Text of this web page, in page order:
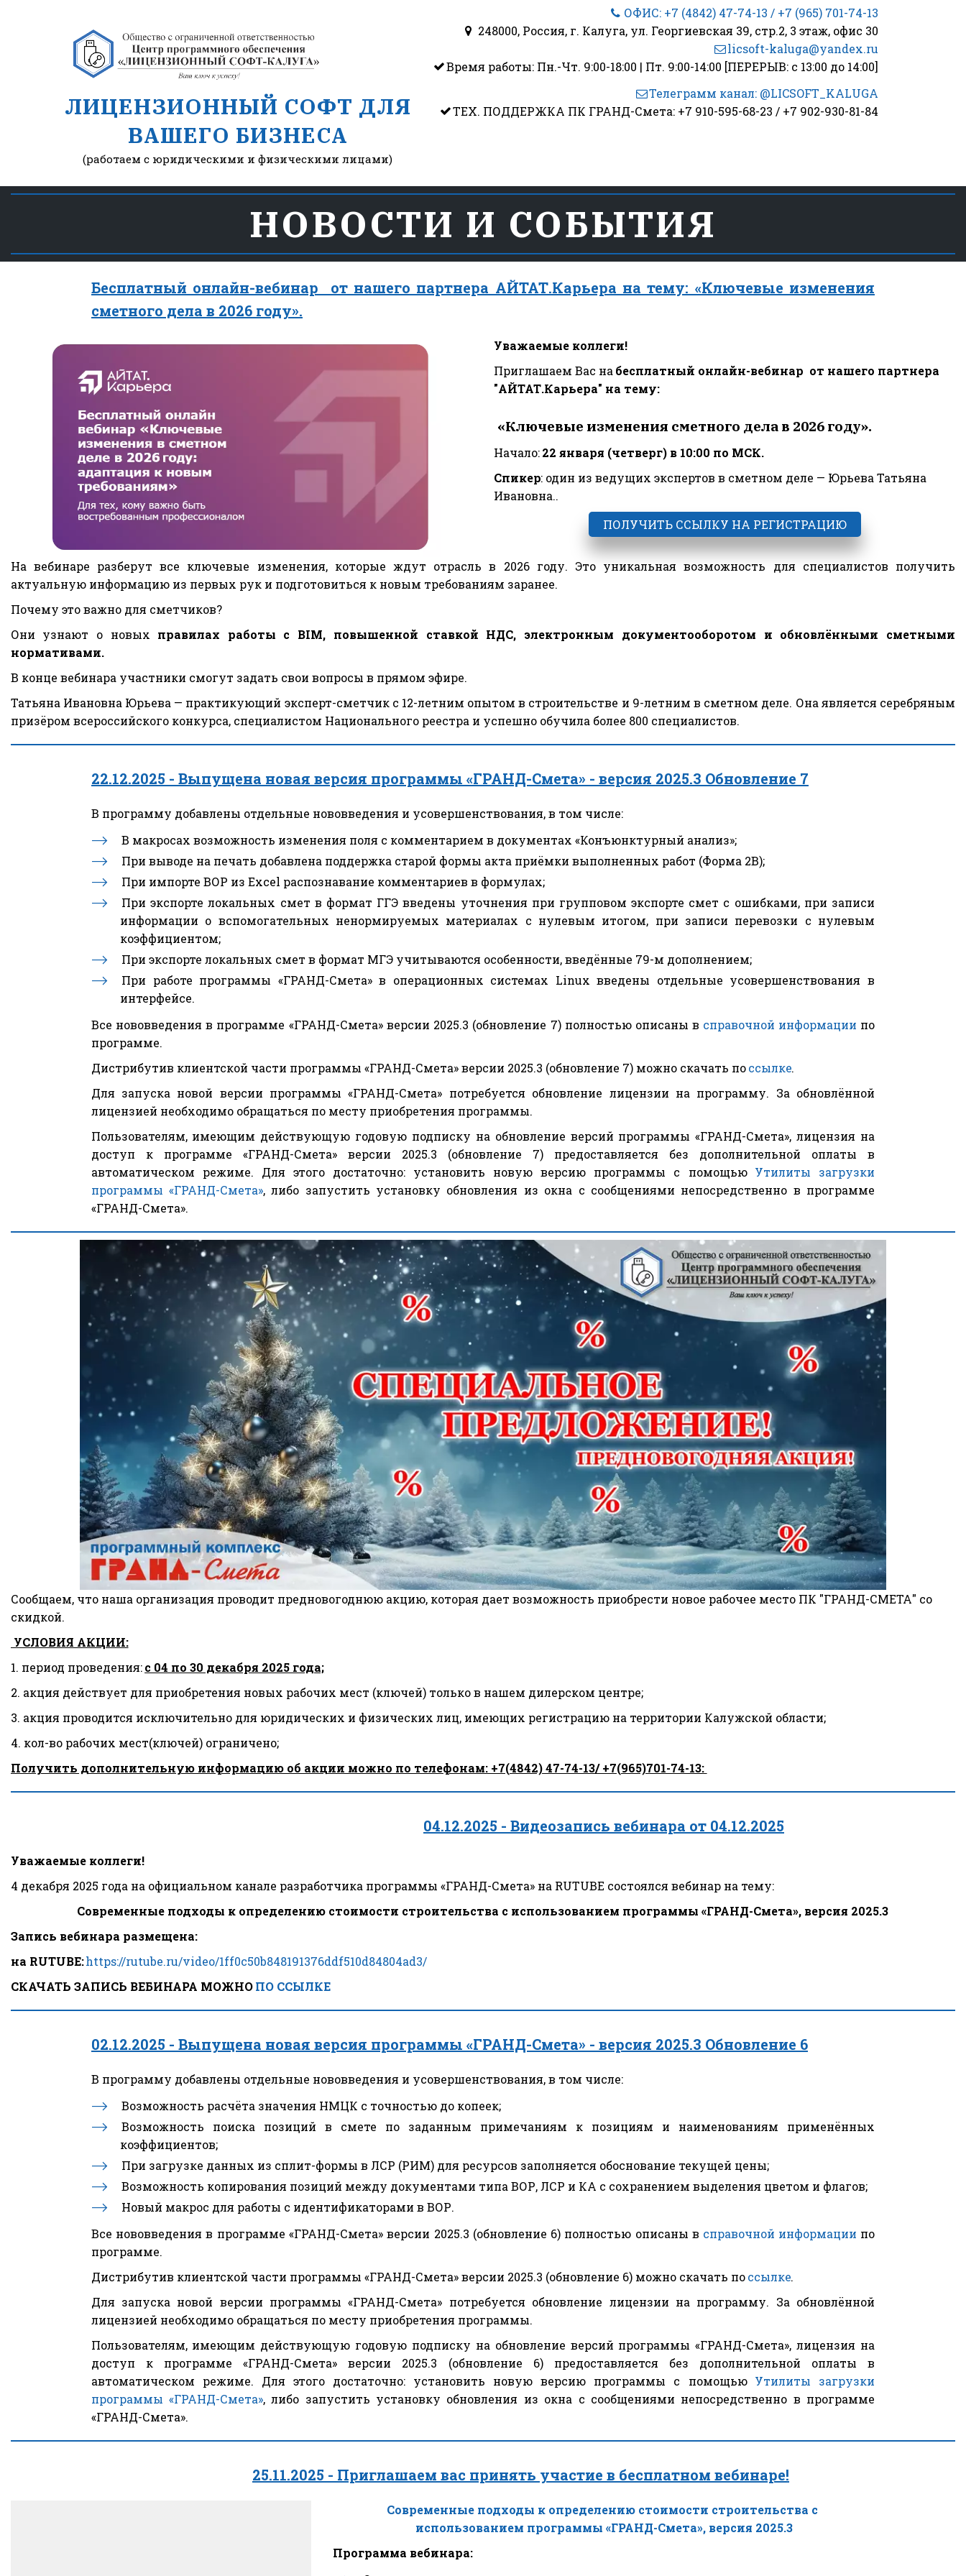
ЛИЦЕНЗИОННЫЙ СОФТ ДЛЯ
ВАШЕГО БИЗНЕСА
(работаем с юридическими и физическими лицами)
ОФИС: +7 (4842) 47-74-13 / +7 (965) 701-74-13
248000, Россия, г. Калуга, ул. Георгиевская 39, стр.2, 3 этаж, офис 30
licsoft-kaluga@yandex.ru
Время работы: Пн.-Чт. 9:00-18:00 | Пт. 9:00-14:00 [ПЕРЕРЫВ: с 13:00 до 14:00]
Телеграмм канал: @LICSOFT_KALUGA
ТЕХ. ПОДДЕРЖКА ПК ГРАНД-Смета: +7 910-595-68-23 / +7 902-930-81-84
НОВОСТИ И СОБЫТИЯ
Бесплатный онлайн-вебинар от нашего партнера АЙТАТ.Карьера на тему: «Ключевые изменения
сметного дела в 2026 году».
Уважаемые коллеги!
Приглашаем Вас на бесплатный онлайн-вебинар  от нашего партнера
"АЙТАТ.Карьера" на тему:
«Ключевые изменения сметного дела в 2026 году».
Начало: 22 января (четверг) в 10:00 по МСК.
Спикер: один из ведущих экспертов в сметном деле — Юрьева Татьяна
Ивановна..
ПОЛУЧИТЬ ССЫЛКУ НА РЕГИСТРАЦИЮ
На вебинаре разберут все ключевые изменения, которые ждут отрасль в 2026 году. Это уникальная возможность для специалистов получить
актуальную информацию из первых рук и подготовиться к новым требованиям заранее.
Почему это важно для сметчиков?
Они узнают о новых правилах работы с BIM, повышенной ставкой НДС, электронным документооборотом и обновлёнными сметными
нормативами.
В конце вебинара участники смогут задать свои вопросы в прямом эфире.
Татьяна Ивановна Юрьева — практикующий эксперт-сметчик с 12-летним опытом в строительстве и 9-летним в сметном деле. Она является серебряным
призёром всероссийского конкурса, специалистом Национального реестра и успешно обучила более 800 специалистов.
22.12.2025 - Выпущена новая версия программы «ГРАНД-Смета» - версия 2025.3 Обновление 7
В программу добавлены отдельные нововведения и усовершенствования, в том числе:
В макросах возможность изменения поля с комментарием в документах «Конъюнктурный анализ»;
При выводе на печать добавлена поддержка старой формы акта приёмки выполненных работ (Форма 2В);
При импорте ВОР из Excel распознавание комментариев в формулах;
При экспорте локальных смет в формат ГГЭ введены уточнения при групповом экспорте смет с ошибками, при записи
информации о вспомогательных ненормируемых материалах с нулевым итогом, при записи перевозки с нулевым
коэффициентом;
При экспорте локальных смет в формат МГЭ учитываются особенности, введённые 79-м дополнением;
При работе программы «ГРАНД-Смета» в операционных системах Linux введены отдельные усовершенствования в
интерфейсе.
Все нововведения в программе «ГРАНД-Смета» версии 2025.3 (обновление 7) полностью описаны в справочной информации по
программе.
Дистрибутив клиентской части программы «ГРАНД-Смета» версии 2025.3 (обновление 7) можно скачать поссылке.
Для запуска новой версии программы «ГРАНД-Смета» потребуется обновление лицензии на программу. За обновлённой
лицензией необходимо обращаться по месту приобретения программы.
Пользователям, имеющим действующую годовую подписку на обновление версий программы «ГРАНД-Смета», лицензия на
доступ к программе «ГРАНД-Смета» версии 2025.3 (обновление 7) предоставляется без дополнительной оплаты в
автоматическом режиме. Для этого достаточно: установить новую версию программы с помощью Утилиты загрузки
программы «ГРАНД-Смета», либо запустить установку обновления из окна с сообщениями непосредственно в программе
«ГРАНД-Смета».
Сообщаем, что наша организация проводит предновогоднюю акцию, которая дает возможность приобрести новое рабочее место ПК "ГРАНД-СМЕТА" со
скидкой.
УСЛОВИЯ АКЦИИ:
1. период проведения: с 04 по 30 декабря 2025 года;
2. акция действует для приобретения новых рабочих мест (ключей) только в нашем дилерском центре;
3. акция проводится исключительно для юридических и физических лиц, имеющих регистрацию на территории Калужской области;
4. кол-во рабочих мест(ключей) ограничено;
Получить дополнительную информацию об акции можно по телефонам: +7(4842) 47-74-13/ +7(965)701-74-13:
04.12.2025 - Видеозапись вебинара от 04.12.2025
Уважаемые коллеги!
4 декабря 2025 года на официальном канале разработчика программы «ГРАНД-Смета» на RUTUBE состоялся вебинар на тему:
Современные подходы к определению стоимости строительства с использованием программы «ГРАНД-Смета», версия 2025.3
Запись вебинара размещена:
на RUTUBE:https://rutube.ru/video/1ff0c50b848191376ddf510d84804ad3/
СКАЧАТЬ ЗАПИСЬ ВЕБИНАРА МОЖНО ПО ССЫЛКЕ
02.12.2025 - Выпущена новая версия программы «ГРАНД-Смета» - версия 2025.3 Обновление 6
В программу добавлены отдельные нововведения и усовершенствования, в том числе:
Возможность расчёта значения НМЦК с точностью до копеек;
Возможность поиска позиций в смете по заданным примечаниям к позициям и наименованиям применённых
коэффициентов;
При загрузке данных из сплит-формы в ЛСР (РИМ) для ресурсов заполняется обоснование текущей цены;
Возможность копирования позиций между документами типа ВОР, ЛСР и КА с сохранением выделения цветом и флагов;
Новый макрос для работы с идентификаторами в ВОР.
Все нововведения в программе «ГРАНД-Смета» версии 2025.3 (обновление 6) полностью описаны в справочной информации по
программе.
Дистрибутив клиентской части программы «ГРАНД-Смета» версии 2025.3 (обновление 6) можно скачать поссылке.
Для запуска новой версии программы «ГРАНД-Смета» потребуется обновление лицензии на программу. За обновлённой
лицензией необходимо обращаться по месту приобретения программы.
Пользователям, имеющим действующую годовую подписку на обновление версий программы «ГРАНД-Смета», лицензия на
доступ к программе «ГРАНД-Смета» версии 2025.3 (обновление 6) предоставляется без дополнительной оплаты в
автоматическом режиме. Для этого достаточно: установить новую версию программы с помощью Утилиты загрузки
программы «ГРАНД-Смета», либо запустить установку обновления из окна с сообщениями непосредственно в программе
«ГРАНД-Смета».
25.11.2025 - Приглашаем вас принять участие в бесплатном вебинаре!
Современные подходы к определению стоимости строительства с
использованием программы «ГРАНД-Смета», версия 2025.3
Программа вебинара: